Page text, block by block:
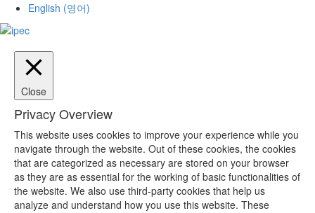
English (영어)
Close
Privacy Overview
This website uses cookies to improve your experience while you
navigate through the website. Out of these cookies, the cookies
that are categorized as necessary are stored on your browser
as they are as essential for the working of basic functionalities of
the website. We also use third-party cookies that help us
analyze and understand how you use this website. These